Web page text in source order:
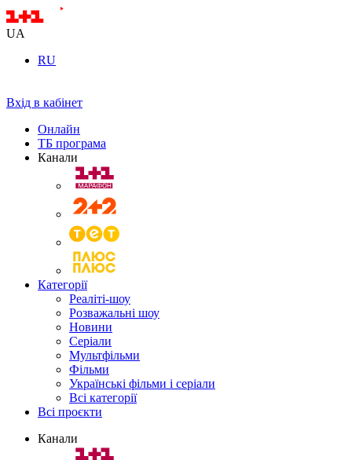
UA
RU
Вхід в кабінет
Онлайн
ТБ програма
Канали
Категорії
Реаліті-шоу
Розважальні шоу
Новини
Серіали
Мультфільми
Фільми
Українські фільми і серіали
Всі категорії
Всі проєкти
Канали